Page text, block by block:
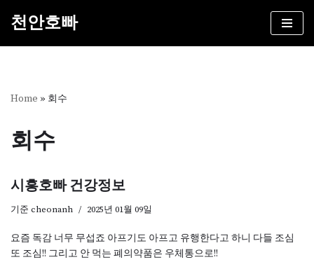
건
뛰
기
천안호빠
Home » 회수
회수
시흥호빠 건강정보
기준 cheonanh 2025년 01월 09일
요즘 독감 너무 무섭죠 아프기도 아프고 유행한다고 하니 다들 조심
또 조심!! 그리고 안 먹는 폐의약품은 우체통으로!!